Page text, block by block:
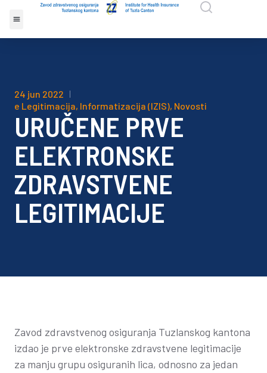
24 jun 2022
e Legitimacija, Informatizacija (IZIS), Novosti
URUČENE PRVE
ELEKTRONSKE
ZDRAVSTVENE
LEGITIMACIJE
Zavod zdravstvenog osiguranja Tuzlanskog kantona
izdao je prve elektronske zdravstvene legitimacije
za manju grupu osiguranih lica, odnosno za jedan